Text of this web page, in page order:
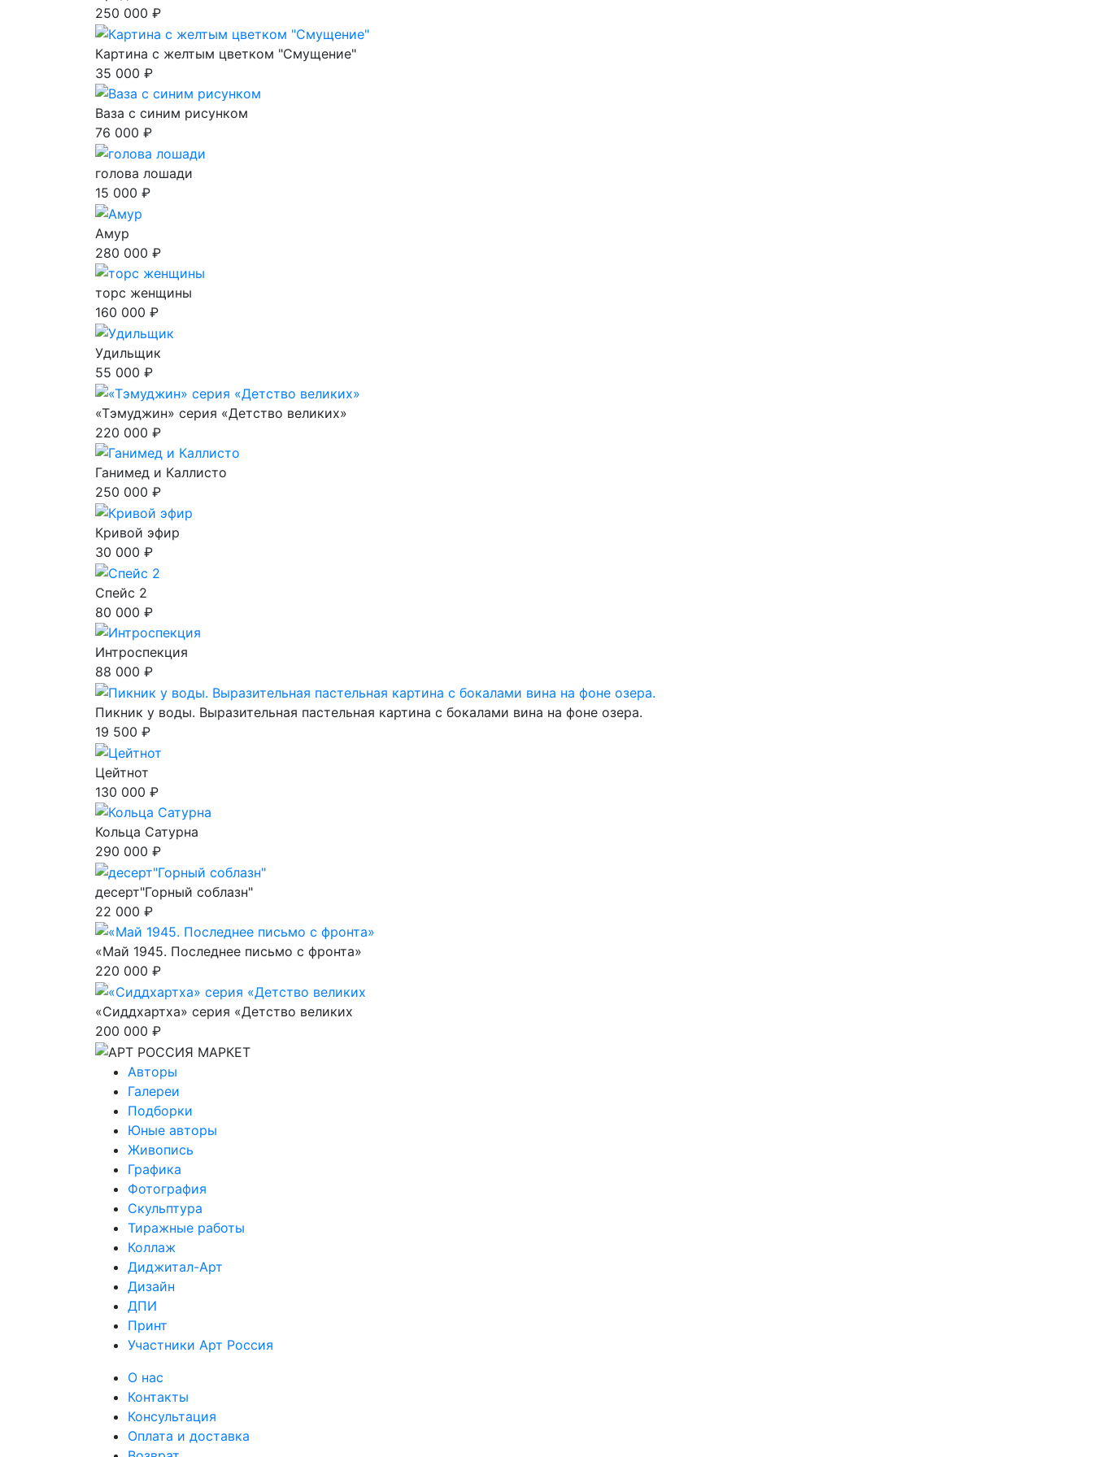
250 000 ₽
Картина с желтым цветком "Смущение"
35 000 ₽
Ваза с синим рисунком
76 000 ₽
голова лошади
15 000 ₽
Амур
280 000 ₽
торс женщины
160 000 ₽
Удильщик
55 000 ₽
«Тэмуджин» серия «Детство великих»
220 000 ₽
Ганимед и Каллисто
250 000 ₽
Кривой эфир
30 000 ₽
Спейс 2
80 000 ₽
Интроспекция
88 000 ₽
Пикник у воды. Выразительная пастельная картина с бокалами вина на фоне озера.
19 500 ₽
Цейтнот
130 000 ₽
Кольца Сатурна
290 000 ₽
десерт"Горный соблазн"
22 000 ₽
«Май 1945. Последнее письмо с фронта»
220 000 ₽
«Сиддхартха» серия «Детство великих
200 000 ₽
Авторы
Галереи
Подборки
Юные авторы
Живопись
Графика
Фотография
Скульптура
Тиражные работы
Коллаж
Диджитал-Арт
Дизайн
ДПИ
Принт
Участники Арт Россия
О нас
Контакты
Консультация
Оплата и доставка